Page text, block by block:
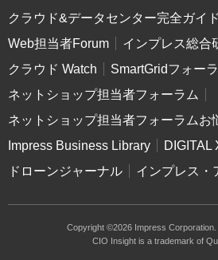
クラウド&データセンター完全ガイド
Web担当者Forum
インプレス総合
クラウド Watch
SmartGridフォー
ネットショップ担当者フォーラム
ネットショップ担当者フォーラムお
Impress Business Library
DIGITAL
ドローンジャーナル
インプレス・
Copyright ©2026 Impress Corporation.
CIO Insight is a trademark of